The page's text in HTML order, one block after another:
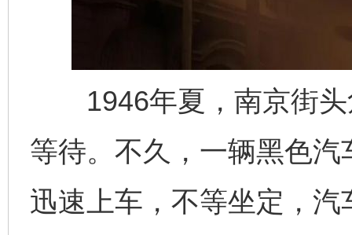
1946年夏，南京街头
等待。不久，一辆黑色
迅速上车，不等坐定，